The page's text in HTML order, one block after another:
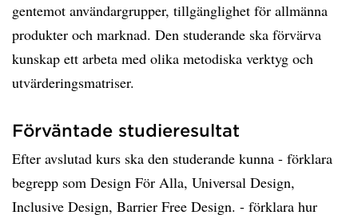
gentemot användargrupper, tillgänglighet för allmänna
produkter och marknad. Den studerande ska förvärva
kunskap ett arbeta med olika metodiska verktyg och
utvärderingsmatriser.
Förväntade studieresultat
Efter avslutad kurs ska den studerande kunna - förklara
begrepp som Design För Alla, Universal Design,
Inclusive Design, Barrier Free Design. - förklara hur